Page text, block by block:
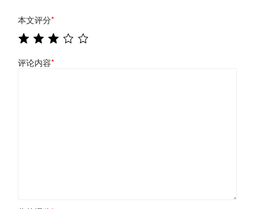
本文评分*
评论内容*